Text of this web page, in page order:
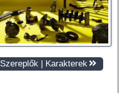
Szereplők | Karakterek